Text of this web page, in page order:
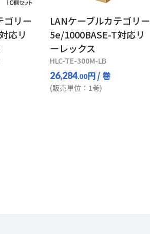
ゴリー
応リ
LANケーブルカテゴリー
5e/1000BASE-T対応リ
ーレックス
HLC-TE-300M-LB
26,284.00円/ 巻
(販売単位：1巻)